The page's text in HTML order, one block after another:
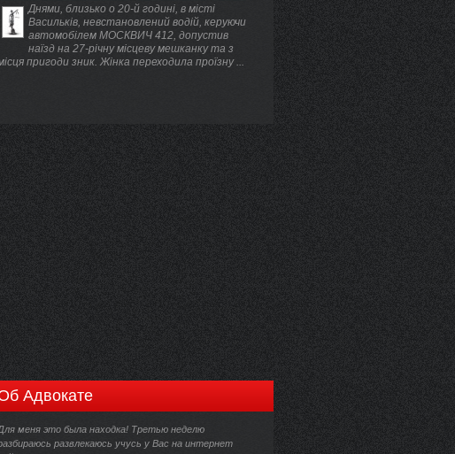
Днями, близько о 20-й годині, в місті
Васильків, невстановлений водій, керуючи
автомобілем МОСКВИЧ 412, допустив
наїзд на 27-річну місцеву мешканку та з
пригоди зник. Жінка переходила проїзну ...
Адвокате
меня это была находка! Третью неделю
развлекаюсь учусь у Вас на интернет